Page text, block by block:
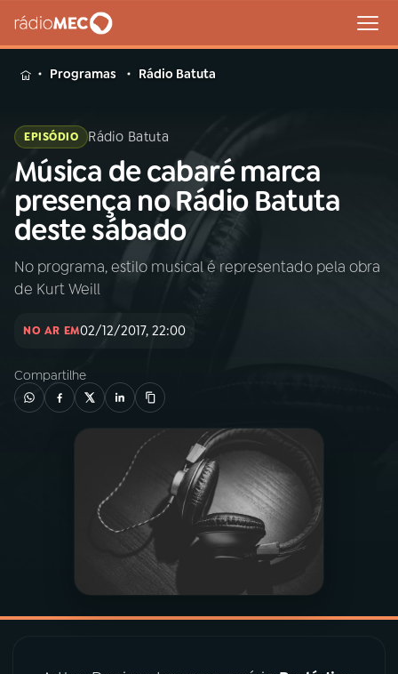
MENU
Buscar
na
Rádio
MEC
Buscar
Início AO VIVO
INÍCIO
02A RÁDIO
PROGRAMAÇÃO
PROGRAMAS
PODCASTS
06VIDEOCASTS
Programas Rádio Batuta
EPISÓDIO Rádio Batuta
Música de cabaré marca
presença no Rádio Batuta
deste sábado
No programa, estilo musical é representado pela obra
de Kurt Weill
NO AR EM02/12/2017, 22:00
Compartilhe